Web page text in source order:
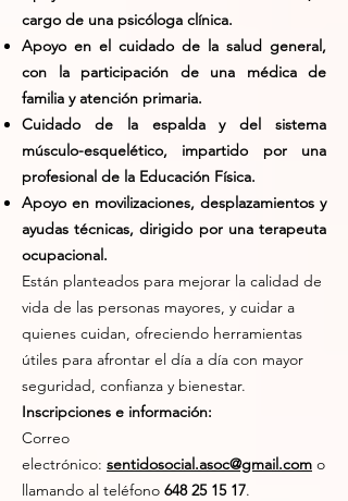
cargo de una psicóloga clínica.
Apoyo en el cuidado de la salud general,
con la participación de una médica de
familia y atención primaria.
Cuidado de la espalda y del sistema
músculo-esquelético, impartido por una
profesional de la Educación Física.
Apoyo en movilizaciones, desplazamientos y
ayudas técnicas, dirigido por una terapeuta
ocupacional.
Están planteados para mejorar la calidad de
vida de las personas mayores, y cuidar a
quienes cuidan, ofreciendo herramientas
útiles para afrontar el día a día con mayor
seguridad, confianza y bienestar.
Inscripciones e información:
Correo
electrónico: sentidosocial.asoc@gmail.com o
llamando al teléfono 648 25 15 17.